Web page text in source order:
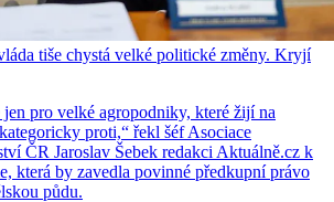
tiše chystá velké politické změny. Kryjí
jen pro velké agropodniky, které žijí na
proti,“ řekl šéf Asociace
ČR Jaroslav Šebek redakci Aktuálně.cz k
která by zavedla povinné předkupní právo
půdu.